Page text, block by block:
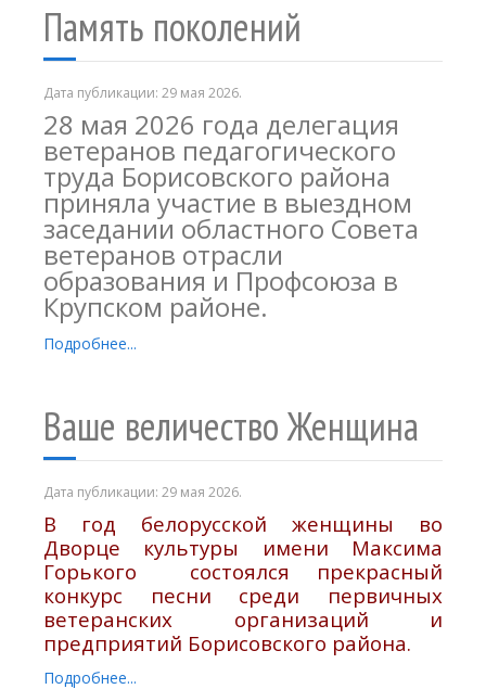
Память поколений
Дата публикации: 29 мая 2026.
28 мая 2026 года делегация
ветеранов педагогического
труда Борисовского района
приняла участие в выездном
заседании областного Совета
ветеранов отрасли
образования и Профсоюза в
Крупском районе.
Подробнее...
Ваше величество Женщина
Дата публикации: 29 мая 2026.
В год белорусской женщины во
Дворце культуры имени Максима
Горького состоялся прекрасный
конкурс песни среди первичных
ветеранских организаций и
предприятий Борисовского района.
Подробнее...